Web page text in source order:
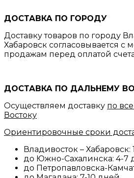
ДОСТАВКА ПО ГОРОДУ
Доставку товаров по городу
Хабаровск согласовывается с
продажам перед оплатой
ДОСТАВКА ПО ДАЛЬНЕМУ
Осуществляем доставку по
Востоку
Ориентировочные сроки
Владивосток – Хабаровск:
до Южно-Сахалинска: 4-7
до Петропавловска-